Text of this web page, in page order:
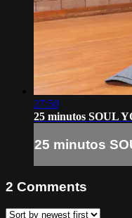
27:50
25 minutos SOUL
25 minutos
2 Comments